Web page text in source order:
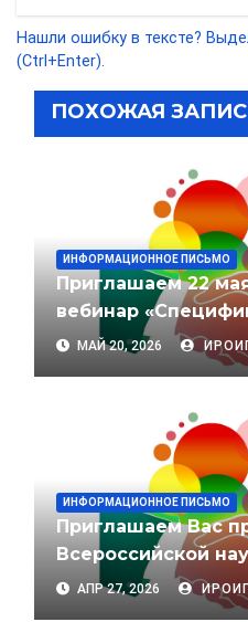
p
Нашли ошибку в тексте?
(Ctrl+Enter).
ПОХОЖАЯ
ИНФОРМАЦИОННОЕ ПИСЬМО
Приглашаем 22
вебинар
народа Севера»
МАЙ 20, 2026
ИНФОРМАЦИОННОЕ ПИСЬМО
Приглашаем Вас
Всероссийской
конференции
исследователей
АПР 27, 2026